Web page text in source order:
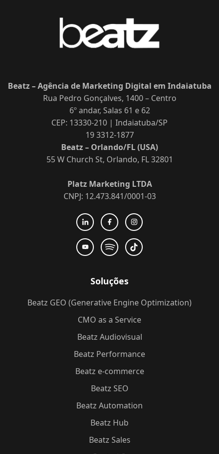
Beatz – Agência de Marketing Digital em Indaiatuba
Rua Pedro Gonçalves, 1400 – Centro
6º andar, Salas 61 e 62
CEP: 13330-210 | Indaiatuba/SP
19 3312-1877
Beatz – Orlando/FL (USA)
55 W Church St, Orlando, FL 32801
Platz Marketing LTDA
CNPJ: 12.473.841/0001-03
Soluções
Beatz GEO (Generative Engine Optimization)
CMO as a Service
Beatz Audiovisual
Beatz Performance
Beatz e-commerce
Beatz SEO
Beatz Automation
Beatz Hub
Beatz Sales